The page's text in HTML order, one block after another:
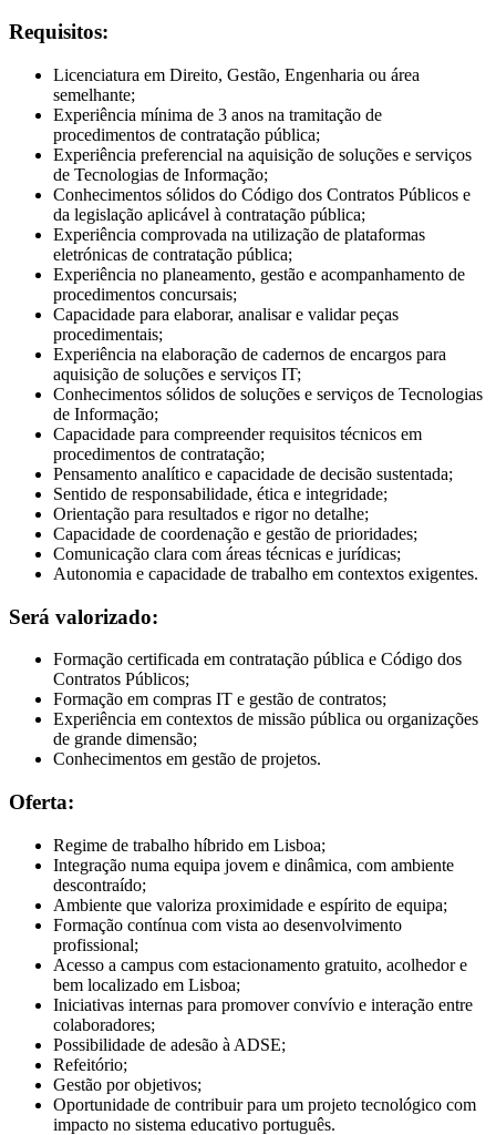
Requisitos:
Licenciatura em Direito, Gestão, Engenharia ou área
semelhante;
Experiência mínima de 3 anos na tramitação de
procedimentos de contratação pública;
Experiência preferencial na aquisição de soluções e serviços
de Tecnologias de Informação;
Conhecimentos sólidos do Código dos Contratos Públicos e
da legislação aplicável à contratação pública;
Experiência comprovada na utilização de plataformas
eletrónicas de contratação pública;
Experiência no planeamento, gestão e acompanhamento de
procedimentos concursais;
Capacidade para elaborar, analisar e validar peças
procedimentais;
Experiência na elaboração de cadernos de encargos para
aquisição de soluções e serviços IT;
Conhecimentos sólidos de soluções e serviços de Tecnologias
de Informação;
Capacidade para compreender requisitos técnicos em
procedimentos de contratação;
Pensamento analítico e capacidade de decisão sustentada;
Sentido de responsabilidade, ética e integridade;
Orientação para resultados e rigor no detalhe;
Capacidade de coordenação e gestão de prioridades;
Comunicação clara com áreas técnicas e jurídicas;
Autonomia e capacidade de trabalho em contextos exigentes.
Será valorizado:
Formação certificada em contratação pública e Código dos
Contratos Públicos;
Formação em compras IT e gestão de contratos;
Experiência em contextos de missão pública ou organizações
de grande dimensão;
Conhecimentos em gestão de projetos.
Oferta:
Regime de trabalho híbrido em Lisboa;
Integração numa equipa jovem e dinâmica, com ambiente
descontraído;
Ambiente que valoriza proximidade e espírito de equipa;
Formação contínua com vista ao desenvolvimento
profissional;
Acesso a campus com estacionamento gratuito, acolhedor e
bem localizado em Lisboa;
Iniciativas internas para promover convívio e interação entre
colaboradores;
Possibilidade de adesão à ADSE;
Refeitório;
Gestão por objetivos;
Oportunidade de contribuir para um projeto tecnológico com
impacto no sistema educativo português.